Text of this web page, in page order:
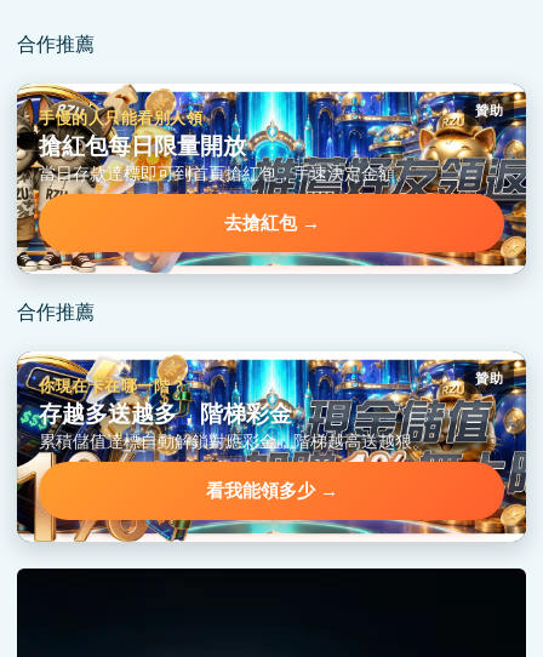
合作推薦
贊助
手慢的人只能看別人領
搶紅包每日限量開放
當日存款達標即可到首頁搶紅包，手速決定金額。
去搶紅包 →
合作推薦
贊助
你現在卡在哪一階？
存越多送越多，階梯彩金
累積儲值達標自動解鎖對應彩金，階梯越高送越狠。
看我能領多少 →